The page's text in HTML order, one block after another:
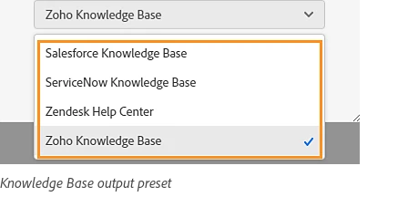
Knowledge Base output preset